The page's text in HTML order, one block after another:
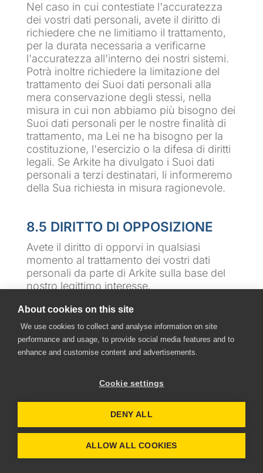
Nel caso in cui contestiate l'accuratezza
dei vostri dati personali, avete il diritto di
richiedere che ne limitiamo il trattamento,
per la durata necessaria a verificarne
l'accuratezza all'interno dei nostri sistemi.
Potrà inoltre richiedere la limitazione del
trattamento dei Suoi dati personali alla
mera conservazione degli stessi, nella
misura in cui non abbiamo più bisogno dei
Suoi dati personali per le nostre finalità di
trattamento, ma Lei ne ha bisogno per la
costituzione, l'esercizio o la difesa di diritti
legali. Se Arkite ha divulgato i Suoi dati
personali a terzi destinatari, li informeremo
della Sua richiesta in misura ragionevole.
8.5 DIRITTO DI OPPOSIZIONE
Avete il diritto di opporvi in qualsiasi
momento al trattamento dei vostri dati
personali da parte di Arkite sulla base del
nostro legittimo interesse.
8.6 PORTABILITÀ DEI DATI
Ove tecnicamente possibile, l'utente può
richiedere ad Arkite di esportare i dati
di lui in un formato strutturato,
macchina e chiedere che i suoi dati
società di sua scelta.
About cookies on this site
We use cookies to collect and analyse information on site
performance and usage, to provide social media features and to
enhance and customise content and advertisements.
Cookie settings
DENY ALL
ALLOW ALL COOKIES